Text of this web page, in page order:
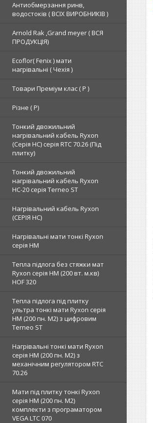
Антиобмерзання ринв,
водостоків ( ВСІХ ВИРОБНИКІВ )
Arnold Rak ,Grand meyer ( ВСЯ
ПРОДУКЦІЯ)
Ecoflor( Fenix ) мати
нагрівальні ( Чехія )
Товари Преміум клас ( Р )
Різне ( Р)
Тонкий двожильний
нагрівальний кабель Ryxon
(Серія НС) серія RTC 70.26 (Під
плитку)
Тонкий двожильний
нагрівальний кабель Ryxon
HC-20 серія Terneo ST
Нагрівальний кабель Ryxon
(СЕРІЯ НС)
Нагрівальні мати тонкі Ryxon
серія НМ
Тепла підлога без стяжки мат
Ryxon серія НМ (200 вт. м.кв)
HOF 320
Тепла підлога під плитку
ультра тонкі мати Ryxon серія
НМ (200 пн. М2) з цифровим
Terneo ST
Нагрівальні тонкі мати Ryxon
серія НМ (200 пн. М2) з
механічним регулятором RTC
70.26
Мати під плитку тонкі Ryxon
серія НМ (200 пн. М2)
комплекти з програматором
VEGA LTC 070